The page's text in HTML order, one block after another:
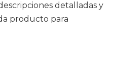
detalladas y
producto para